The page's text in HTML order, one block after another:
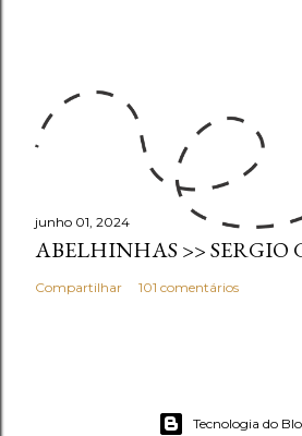
junho 01, 2024
ABELHINHAS >> SERGIO
Compartilhar 101 comentários
Tecnologia do